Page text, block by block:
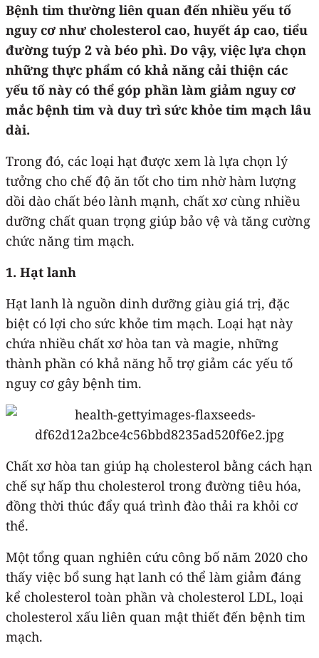
Bệnh tim thường liên quan đến nhiều yếu tố
nguy cơ như cholesterol cao, huyết áp cao, tiểu
đường tuýp 2 và béo phì. Do vậy, việc lựa chọn
những thực phẩm có khả năng cải thiện các
yếu tố này có thể góp phần làm giảm nguy cơ
mắc bệnh tim và duy trì sức khỏe tim mạch lâu
dài.
Trong đó, các loại hạt được xem là lựa chọn lý
tưởng cho chế độ ăn tốt cho tim nhờ hàm lượng
dồi dào chất béo lành mạnh, chất xơ cùng nhiều
dưỡng chất quan trọng giúp bảo vệ và tăng cường
chức năng tim mạch.
1. Hạt lanh
Hạt lanh là nguồn dinh dưỡng giàu giá trị, đặc
biệt có lợi cho sức khỏe tim mạch. Loại hạt này
chứa nhiều chất xơ hòa tan và magie, những
thành phần có khả năng hỗ trợ giảm các yếu tố
nguy cơ gây bệnh tim.
Chất xơ hòa tan giúp hạ cholesterol bằng cách hạn
chế sự hấp thu cholesterol trong đường tiêu hóa,
đồng thời thúc đẩy quá trình đào thải ra khỏi cơ
thể.
Một tổng quan nghiên cứu công bố năm 2020 cho
thấy việc bổ sung hạt lanh có thể làm giảm đáng
kể cholesterol toàn phần và cholesterol LDL, loại
cholesterol xấu liên quan mật thiết đến bệnh tim
mạch.